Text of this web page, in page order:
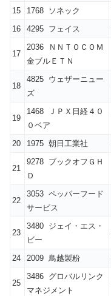
15 1768 ソネック
16
4295 フェイス
17
2036 ＮＮＴＯＣＯＭ
金ブルＥＴＮ
18
4825 ウェザーニュー
ズ
19
1468 ＪＰＸ日経４０
０ベア
20 1975 朝日工業社
21
9278 ブックオフＧＨ
Ｄ
22
3053 ペッパーフード
サービス
23
3480 ジェイ・エス・
ビー
24 2009 鳥越製粉
25
3486 グロバルリンク
マネジメント